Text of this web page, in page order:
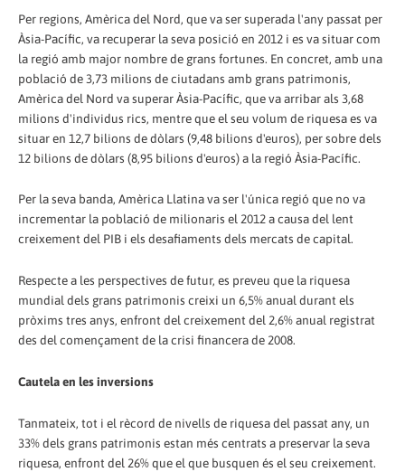
Per regions, Amèrica del Nord, que va ser superada l'any passat per
Àsia-Pacífic, va recuperar la seva posició en 2012 i es va situar com
la regió amb major nombre de grans fortunes. En concret, amb una
població de 3,73 milions de ciutadans amb grans patrimonis,
Amèrica del Nord va superar Àsia-Pacífic, que va arribar als 3,68
milions d'individus rics, mentre que el seu volum de riquesa es va
situar en 12,7 bilions de dòlars (9,48 bilions d'euros), per sobre dels
12 bilions de dòlars (8,95 bilions d'euros) a la regió Àsia-Pacífic.
Per la seva banda, Amèrica Llatina va ser l'única regió que no va
incrementar la població de milionaris el 2012 a causa del lent
creixement del PIB i els desafiaments dels mercats de capital.
Respecte a les perspectives de futur, es preveu que la riquesa
mundial dels grans patrimonis creixi un 6,5% anual durant els
pròxims tres anys, enfront del creixement del 2,6% anual registrat
des del començament de la crisi financera de 2008.
Cautela en les inversions
Tanmateix, tot i el rècord de nivells de riquesa del passat any, un
33% dels grans patrimonis estan més centrats a preservar la seva
riquesa, enfront del 26% que el que busquen és el seu creixement.